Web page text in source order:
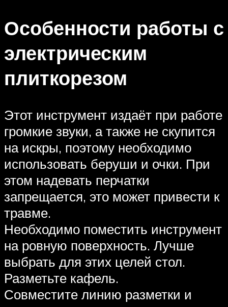
Особенности работы с
электрическим
плиткорезом
Этот инструмент издаёт при работе
громкие звуки, а также не скупится
на искры, поэтому необходимо
использовать беруши и очки. При
этом надевать перчатки
запрещается, это может привести к
травме.
Необходимо поместить инструмент
на ровную поверхность. Лучше
выбрать для этих целей стол.
Разметьте кафель.
Совместите линию разметки и